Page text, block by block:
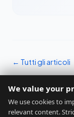
← Tutti gli articoli
We value your
We use cookies to
relevant content.